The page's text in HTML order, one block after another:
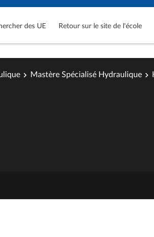
des UE Retour sur le site de l'école
Mastère Spécialisé Hydraulique